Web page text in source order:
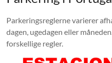
Parkeringsreglerne varierer
dagen, ugedagen eller
forskellige regler.